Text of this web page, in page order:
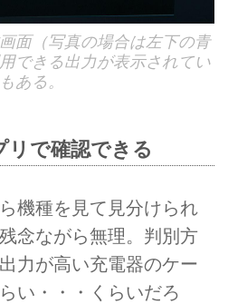
面（写真の場合は左下の青
できる出力が表示されてい
ある。
リで確認できる
機種を見て見分けられ
念ながら無理。判別方
力が高い充電器のケー
い・・・くらいだろ